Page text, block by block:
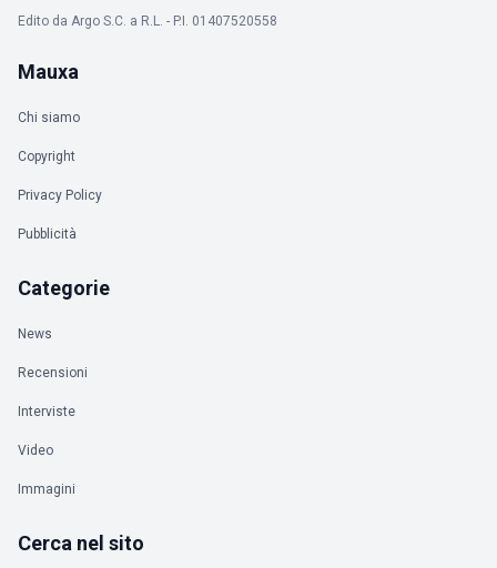
Edito da Argo S.C. a R.L. - P.I. 01407520558
Mauxa
Chi siamo
Copyright
Privacy Policy
Pubblicità
Categorie
News
Recensioni
Interviste
Video
Immagini
Cerca nel sito